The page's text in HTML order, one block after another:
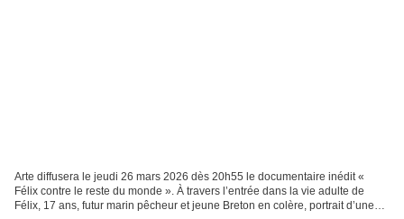
Arte diffusera le jeudi 26 mars 2026 dès 20h55 le documentaire inédit «
Félix contre le reste du monde ». À travers l’entrée dans la vie adulte de
Félix, 17 ans, futur marin pêcheur et jeune Breton en colère, portrait d’une